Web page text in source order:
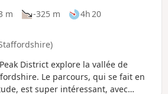
m -325 m
4h 20
District explore la vallée de
Le parcours, qui se fait en
est super intéressant, avec